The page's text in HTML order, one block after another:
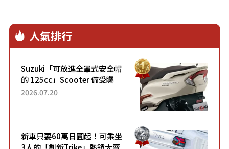
人氣排行
Suzuki「可放進全罩式安全帽
的 125cc」Scooter 備受矚
目！採用全新流線設計與各項
2026.07.20
新車只要60萬日圓起！可乘坐